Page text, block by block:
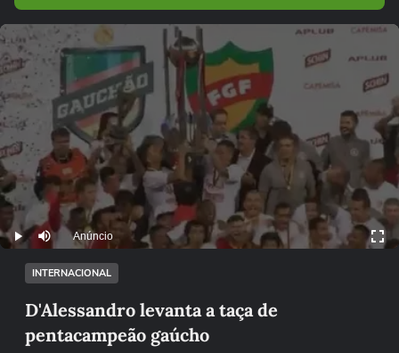
Play Mutar Anúncio
INTERNACIONAL
D'Alessandro levanta a taça de
pentacampeão gaúcho